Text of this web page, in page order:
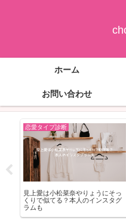
ホーム
お問い合わせ
恋愛タイプ診断
見上愛は小松菜奈やりょうにそっ
くりで似てる？本人のインスタグ
ラムも